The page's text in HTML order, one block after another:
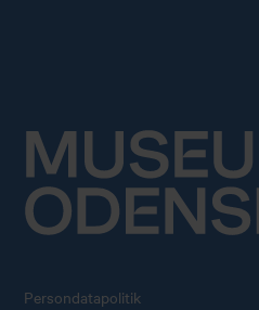
Persondatapolitik